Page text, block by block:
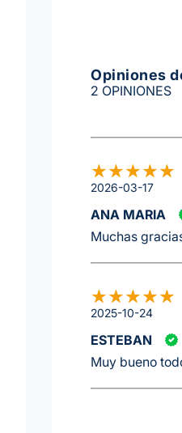
Opiniones
2 OPINIONES
2026-03-17
ANA MARIA
Muchas
2025-10-24
ESTEBAN
Muy bueno